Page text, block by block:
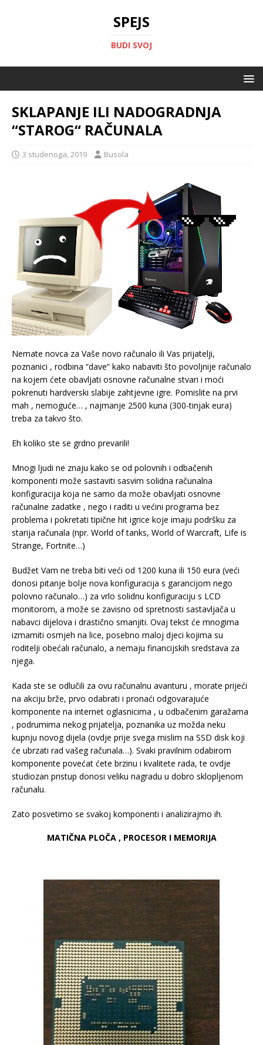
SPEJS
BUDI SVOJ
SKLAPANJE ILI NADOGRADNJA
“STAROG“ RAČUNALA
3 studenoga, 2019 Busola
Nemate novca za Vaše novo računalo ili Vas prijatelji,
poznanici , rodbina “dave“ kako nabaviti što povoljnije računalo
na kojem ćete obavljati osnovne računalne stvari i moći
pokrenuti hardverski slabije zahtjevne igre. Pomislite na prvi
mah , nemoguće… , najmanje 2500 kuna (300-tinjak eura)
treba za takvo što.
Eh koliko ste se grdno prevarili!
Mnogi ljudi ne znaju kako se od polovnih i odbačenih
komponenti može sastaviti sasvim solidna računalna
konfiguracija koja ne samo da može obavljati osnovne
računalne zadatke , nego i raditi u većini programa bez
problema i pokretati tipične hit igrice koje imaju podršku za
starija računala (npr. World of tanks, World of Warcraft, Life is
Strange, Fortnite…)
Budžet Vam ne treba biti veći od 1200 kuna ili 150 eura (veći
donosi pitanje bolje nova konfiguracija s garancijom nego
polovno računalo…) za vrlo solidnu konfiguraciju s LCD
monitorom, a može se zavisno od spretnosti sastavljača u
nabavci dijelova i drastično smanjiti. Ovaj tekst će mnogima
izmamiti osmjeh na lice, posebno maloj djeci kojima su
roditelji obećali računalo, a nemaju financijskih sredstava za
njega.
Kada ste se odlučili za ovu računalnu avanturu , morate prijeći
na akciju brže, prvo odabrati i pronaći odgovarajuće
komponente na internet oglasnicima , u odbačenim garažama
, podrumima nekog prijatelja, poznanika uz možda neku
kupnju novog dijela (ovdje prije svega mislim na SSD disk koji
će ubrzati rad vašeg računala…). Svaki pravilnim odabirom
komponente povećat ćete brzinu i kvalitete rada, te ovdje
studiozan pristup donosi veliku nagradu u dobro sklopljenom
računalu.
Zato posvetimo se svakoj komponenti i analizirajmo ih.
MATIČNA PLOČA , PROCESOR I MEMORIJA